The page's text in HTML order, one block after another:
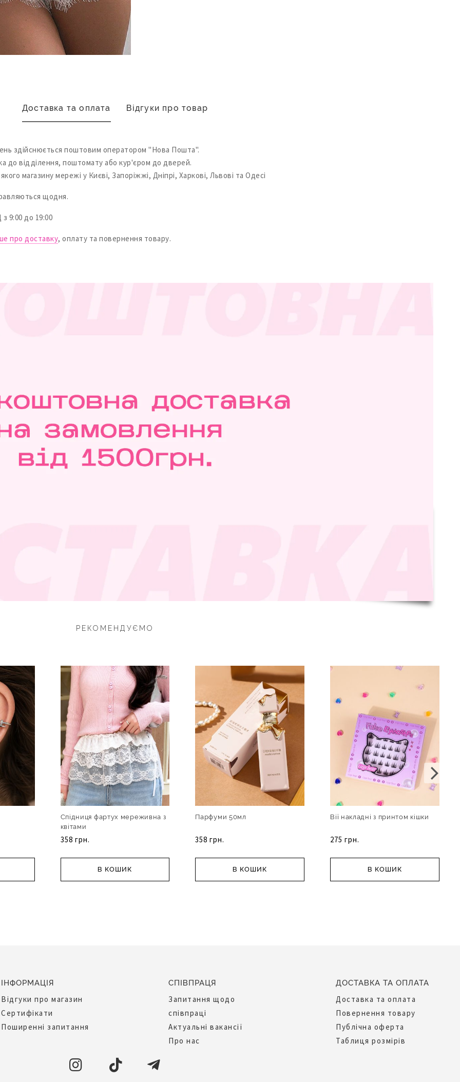
Доставка та оплата Відгуки про товар
здійснюється поштовим оператором "Нова Пошта".
до відділення, поштомату або кур'єром до дверей.
магазину мережі у Києві, Запоріжжі, Дніпрі, Харкові, Львові та Одесі
щодня.
9:00 до 19:00
про доставку, оплату та повернення товару.
РЕКОМЕНДУЄМО
Спідниця фартух мереживна з
квітами
358 грн.
В КОШИК
Парфуми 50мл
358 грн.
В КОШИК
Вії накладні з принтом кішки
275 грн.
В КОШИК
ІНФОРМАЦІЯ
Відгуки про магазин
Сертифікати
Поширенні запитання
СПІВПРАЦЯ
Запитання щодо
співпраці
Актуальні вакансії
Про нас
ДОСТАВКА ТА ОПЛАТА
Доставка та оплата
Повернення товару
Публічна оферта
Таблиця розмірів